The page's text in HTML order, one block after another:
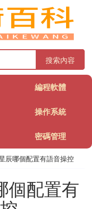
搜索內容
編程軟體
操作系統
密碼管理
辰哪個配置有語音操控
個配置有